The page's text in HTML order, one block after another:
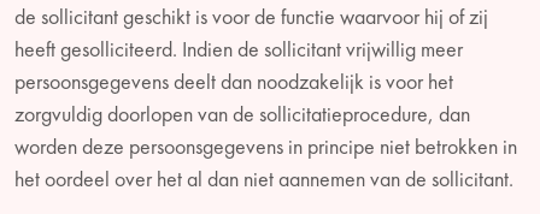
de sollicitant geschikt is voor de functie waarvoor hij of zij
heeft gesolliciteerd. Indien de sollicitant vrijwillig meer
persoonsgegevens deelt dan noodzakelijk is voor het
zorgvuldig doorlopen van de sollicitatieprocedure, dan
worden deze persoonsgegevens in principe niet betrokken in
het oordeel over het al dan niet aannemen van de sollicitant.